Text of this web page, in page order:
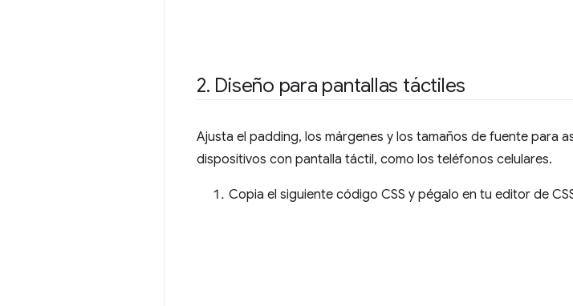
2. Diseño para pantallas táctiles
Ajusta el padding, los márgenes y los tamaños de fuente para
dispositivos con pantalla táctil, como los teléfonos celulares.
Copia el siguiente código CSS y pégalo en tu editor de